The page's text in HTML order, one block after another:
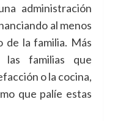
administración
al menos
de la familia. Más
familias que
o la cocina,
que palíe estas